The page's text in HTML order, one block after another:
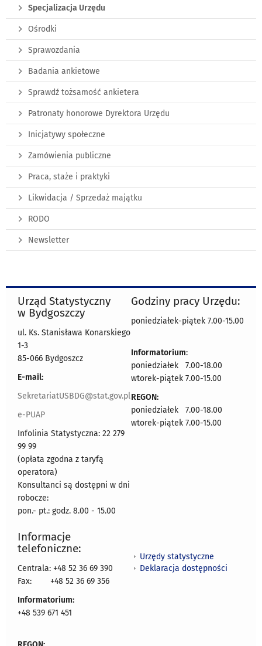
Specjalizacja Urzędu
Ośrodki
Sprawozdania
Badania ankietowe
Sprawdź tożsamość ankietera
Patronaty honorowe Dyrektora Urzędu
Inicjatywy społeczne
Zamówienia publiczne
Praca, staże i praktyki
Likwidacja / Sprzedaż majątku
RODO
Newsletter
Urząd Statystyczny
w Bydgoszczy
ul. Ks. Stanisława Konarskiego
1-3
85-066 Bydgoszcz
E-mail:
SekretariatUSBDG@stat.gov.pl
e-PUAP
Infolinia Statystyczna: 22 279
99 99
(opłata zgodna z taryfą
operatora)
Konsultanci są dostępni w dni
robocze:
pon.- pt.: godz. 8.00 - 15.00
Godziny pracy Urzędu:
poniedziałek-piątek 7.00-15.00
Informatorium:
poniedziałek 7.00-18.00
wtorek-piątek 7.00-15.00
REGON:
poniedziałek 7.00-18.00
wtorek-piątek 7.00-15.00
Informacje
telefoniczne:
Centrala: +48 52 36 69 390
Fax:
+48 52 36 69 356
Informatorium:
+48 539 671 451
Urzędy statystyczne
Deklaracja dostępności